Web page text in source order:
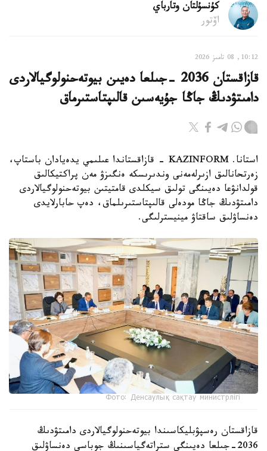
كۇنسۇلتان وتارباي
اۆتور
10:12, 08 تامىز 2026
قازاقستان 2036 -جىلعا دەيىن بيوتەحنولوگيالاردى
دامىتۋدىڭ جاڭا جۇيەسىن قالىپتاستىرماق
استانا. KAZINFORM - قازاقستاندا عىلىمي يدەيادان باستاپ،
زەرتحانالىق ازىرلەمەنى وندىرىسكە ەنگىزۋ مەن پراكتيكالىق
قولدانۋعا دەيىنگى تولىق سيكلدى قامتيتىن بيوتەحنولوگيالاردى
دامىتۋدىڭ جاڭا مودەلى قالىپتاستىرىلماق، دەپ حابارلايدى
دەنساۋلىق ساقتاۋ مينيسترلىگى.
Фото: Денсаулық сақтау министрлігі
قازاقستان رەسپۋبليكاسىندا بيوتەحنولوگيالاردى دامىتۋدىڭ
2036-جىلعا دەيىنگى ستراتەگياسىنىڭ جوباسى دەنساۋلىق